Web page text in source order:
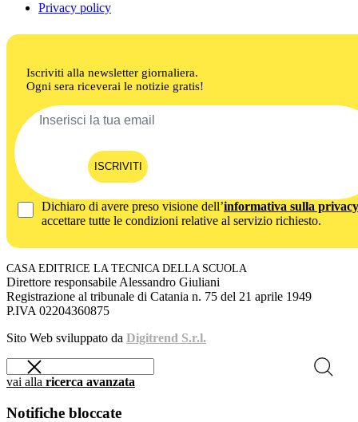
Privacy policy
Iscriviti alla newsletter giornaliera.
Ogni sera riceverai le notizie gratis!
ISCRIVITI
Dichiaro di avere preso visione dell’informativa sulla privacy
accettare tutte le condizioni relative al servizio richiesto.
CASA EDITRICE LA TECNICA DELLA SCUOLA
Direttore responsabile Alessandro Giuliani
Registrazione al tribunale di Catania n. 75 del 21 aprile 1949
P.IVA 02204360875
Sito Web sviluppato da Digitrend S.r.l.
vai alla ricerca avanzata
Notifiche bloccate